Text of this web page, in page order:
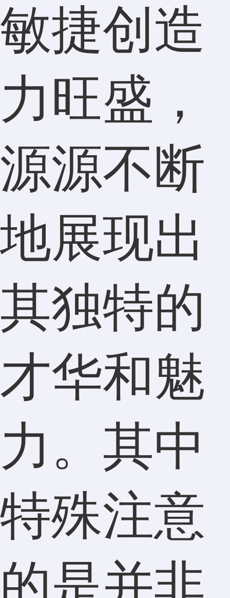
敏捷创造
力旺盛，
源源不断
地展现出
其独特的
才华和魅
力。其中
特殊注意
的是并非